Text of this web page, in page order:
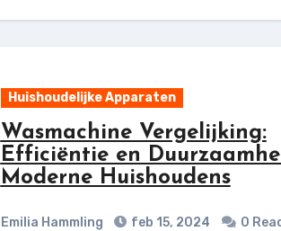
Huishoudelijke Apparaten
Wasmachine Vergelijking:
Efficiëntie en
Moderne Huishoudens
Emilia Hammling feb 15, 2024 0